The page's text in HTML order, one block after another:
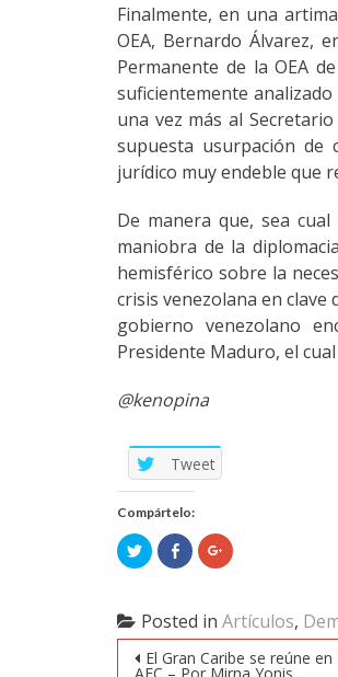
Finalmente, en una
OEA, Bernardo Álvarez,
Permanente de la OEA
suficientemente
una vez más al
supuesta usurpación de
jurídico muy endeble que
De manera que, sea
maniobra de la
hemisférico sobre la
crisis venezolana en
gobierno venezolano
Presidente Maduro, el
@kenopina
Tweet
Compártelo:
Click
to
share
(Opens
in
new
window)
Click
to
share
(Opens
in
new
window)
Click
to
(Opens
in
new
window)
Posted inArtículos,
Post
El Gran Caribe se reúne